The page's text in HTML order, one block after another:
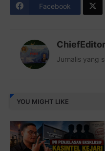
Facebook
ChiefEditor
Jurnalis yang
YOU MIGHT LIKE